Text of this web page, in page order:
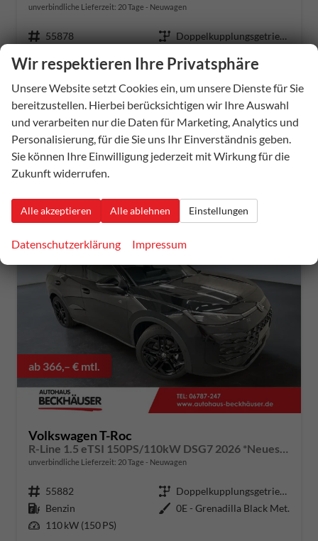
unverbindliche Lieferzeit: 20 Tage Neuwagen
Fahrzeugnummer 55878 Getriebe
Doppelkupplungsgetriebe (DSG)
Leistung
110 kW (150 PS)
36.885,– €
incl. 19% MwSt.
Details
Verbrauch kombiniert:5,60 l/100km
CO2-Klasse:D
CO2 -Emissionen:128,00 g/km
ab 366,– € mtl.
Volkswagen T-Roc
R-Line 1.5 eTSI 150PS/110kW DSG7 2026 *Neues Modell* | +AHK +BlackStyle +19" ALU +IQ.Licht-Matrix
unverbindliche Lieferzeit: 20 Tage Neuwagen
Fahrzeugnummer 55882 Getriebe
Doppelkupplungsgetriebe (DSG)
Kraftstoff Benzin Außenfarbe 0E - Grenadilla Black Met.
Leistung 110 kW (150 PS)
Wir respektieren Ihre Privatsphäre
Unsere Website setzt Cookies ein, um unsere Dienste für Sie
bereitzustellen. Hierbei berücksichtigen wir Ihre Auswahl
und verarbeiten nur die Daten für Marketing, Analytics und
Personalisierung, für die Sie uns Ihr Einverständnis geben.
Sie können Ihre Einwilligung jederzeit mit Wirkung für die
Zukunft widerrufen.
Alle akzeptieren Alle ablehnen Einstellungen
Datenschutzerklärung Impressum